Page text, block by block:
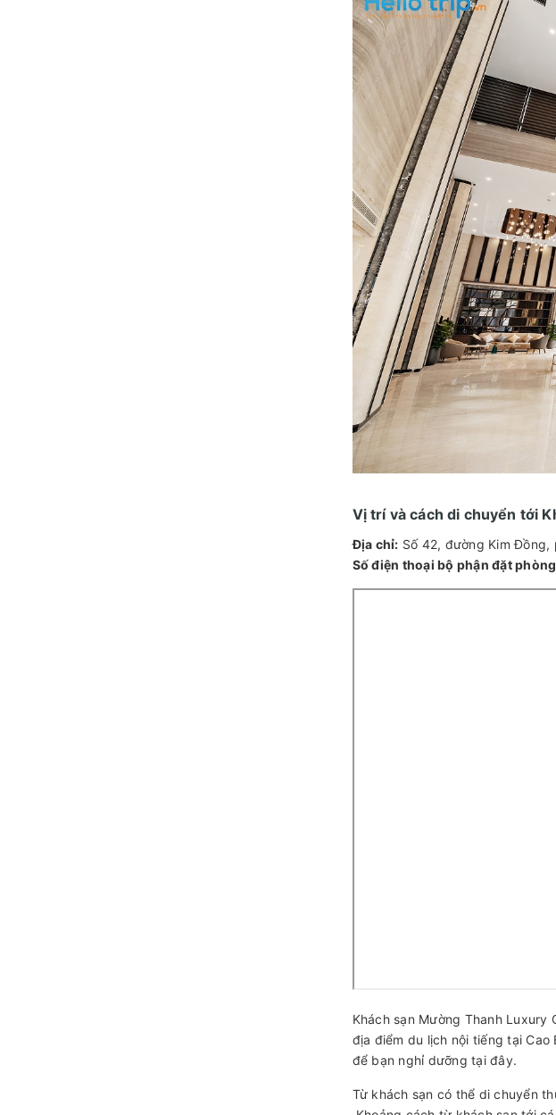
Vị trí và cách di chuyển tới
Địa chỉ: Số 42, đường Kim Đồng,
Số điện thoại bộ phận đặt
Khách sạn Mường Thanh
địa điểm du lịch nội tiếng tại
để bạn nghỉ dưỡng tại đây.
Từ khách sạn có thể di chuyển